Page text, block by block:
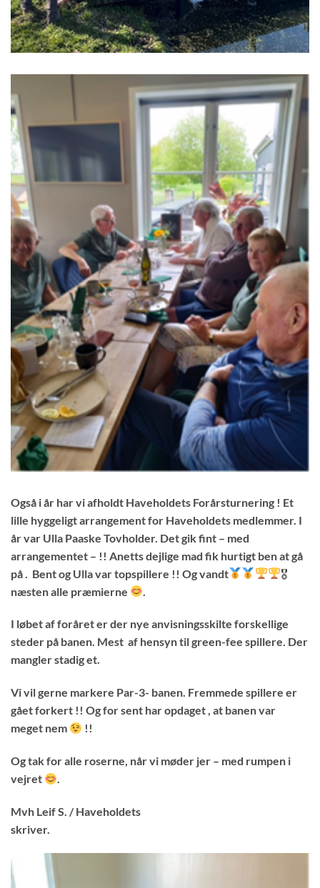
Også i år har vi afholdt Haveholdets Forårsturnering ! Et
lille hyggeligt arrangement for Haveholdets medlemmer. I
år var Ulla Paaske Tovholder. Det gik fint – med
arrangementet – !! Anetts dejlige mad fik hurtigt ben at gå
på . Bent og Ulla var topspillere !! Og vandt
🎖
næsten alle præmierne
I løbet af foråret er der nye anvisningsskilte forskellige
steder på banen. Mest af hensyn til green-fee spillere. Der
mangler stadig et.
Vi vil gerne markere Par-3- banen. Fremmede spillere er
gået forkert !! Og for sent har opdaget , at banen var
meget nem
!!
Og tak for alle roserne, når vi møder jer – med rumpen i
vejret
.
Mvh Leif S. / Haveholdets